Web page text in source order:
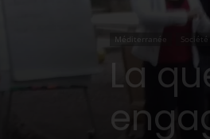
Méditerranée Société
La